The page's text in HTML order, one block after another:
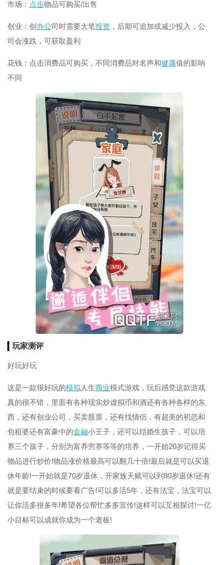
市场： 点击物品可购买/出售
创业：创 办公司时需要大笔投资 ，后期可追加或减少投入，公
司会涨跌，可获取盈利
花钱：点击消费品可购买，不同消费品对名声和健康值的影响
不同
玩家测评
好玩好玩
这是一款很好玩的模拟 人生商业模式游戏，玩后感觉这款游戏
真的很不错，里面有各种现实炒虚拟币和酒还有各种各样的东
西，还有创业公司，买卖股票，还有找情侣，有超美的初恋和
包租婆还有富豪中的金融小王子，还可以结婚生孩子，可以培
养三个孩子，分别为富养穷养等等的培养，一开始20岁记得买
物品进行炒价!物品涨价格最高可以翻几十倍!最后就是可以买退
休年龄!一开始就是70岁退休，开家族天赋可以到80岁退休!还有
就是要结束的时候要看广告!可以多活5年，还有法宝，法宝可以
让你活多很多年!希望各位帮忙多多宣传!这样可以互相探讨!一亿
小目标可以成就你成为一个老板!